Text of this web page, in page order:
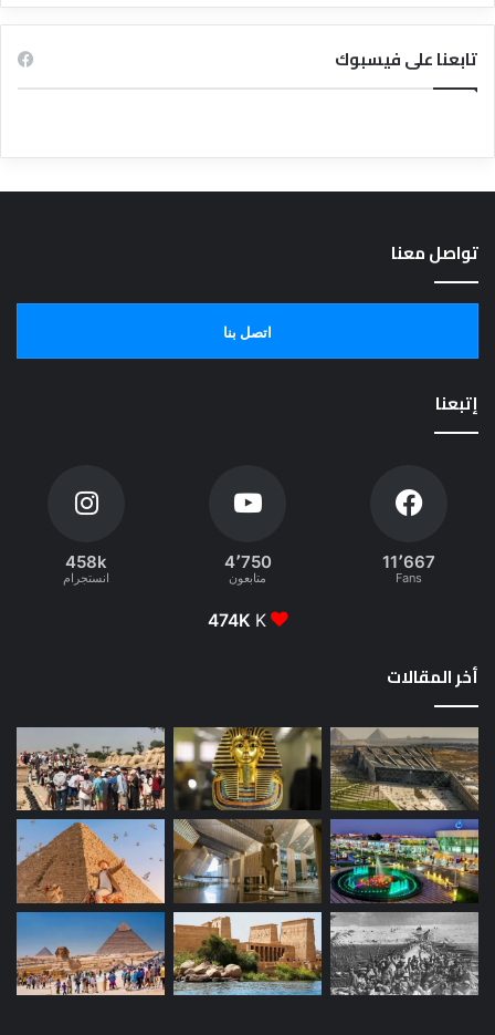
تابعنا على فيسبوك
تواصل معنا
اتصل بنا
إتبعنا
11٬667
Fans
4٬750
متابعون
458k
انستجرام
474K K
أخر المقالات